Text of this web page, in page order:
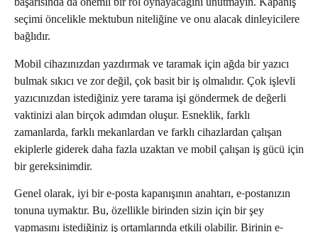
seçimi öncelikle mektubun niteliğine ve onu alacak dinleyicilere
bağlıdır.
Mobil cihazınızdan yazdırmak ve taramak için ağda bir yazıcı
bulmak sıkıcı ve zor değil, çok basit bir iş olmalıdır. Çok işlevli
yazıcınızdan istediğiniz yere tarama işi göndermek de değerli
vaktinizi alan birçok adımdan oluşur. Esneklik, farklı
zamanlarda, farklı mekanlardan ve farklı cihazlardan çalışan
ekiplerle giderek daha fazla uzaktan ve mobil çalışan iş gücü için
bir gereksinimdir.
Genel olarak, iyi bir e-posta kapanışının anahtarı, e-postanızın
tonuna uymaktır. Bu, özellikle birinden sizin için bir şey
yapmasını istediğiniz iş ortamlarında etkili olabilir. Birinin e-